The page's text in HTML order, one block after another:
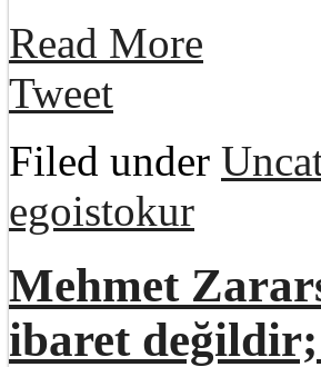
Read More
Tweet
Filed under
egoistokur
Mehmet
ibaret